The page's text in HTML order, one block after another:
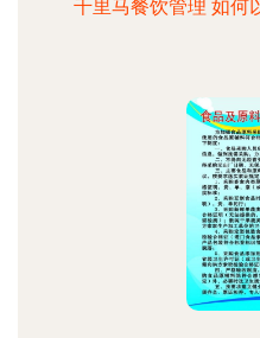
千里马餐饮管理 如何